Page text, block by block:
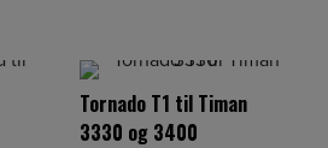
Tornado T1 til Timan
3330 og 3400